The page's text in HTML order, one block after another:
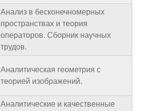
Анализ в бесконечномерных
пространствах и теория
операторов. Сборник научных
трудов.
Аналитическая геометрия с
теорией изображений.
Аналитические и качественные